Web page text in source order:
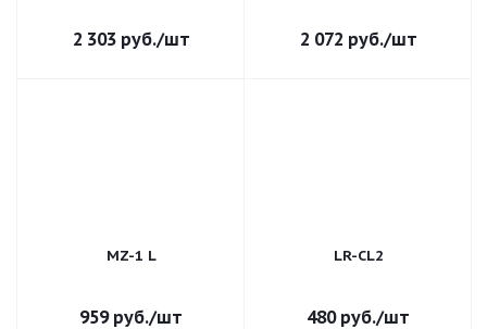
2 303руб./шт 2 072 руб./шт
MZ-1 L
959руб./шт
LR-CL2
480руб./шт